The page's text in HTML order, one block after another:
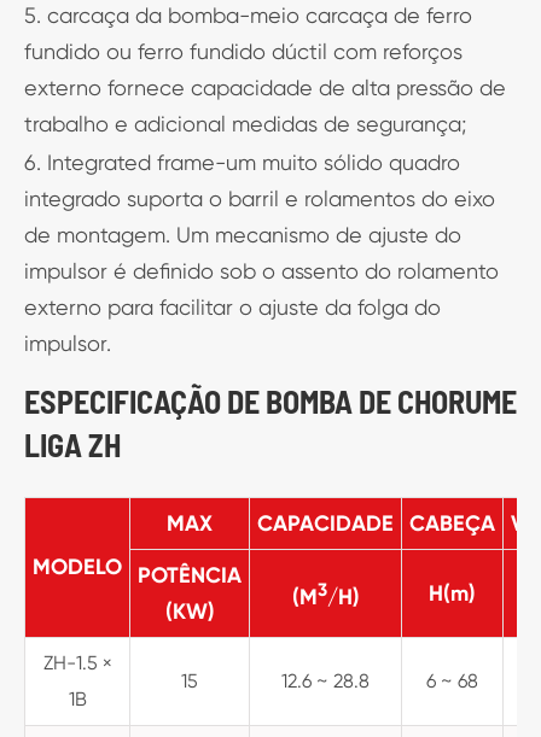
5. carcaça da bomba-meio carcaça de ferro
fundido ou ferro fundido dúctil com reforços
externo fornece capacidade de alta pressão de
trabalho e adicional medidas de segurança;
6. Integrated frame-um muito sólido quadro
integrado suporta o barril e rolamentos do eixo
de montagem. Um mecanismo de ajuste do
impulsor é definido sob o assento do rolamento
externo para facilitar o ajuste da folga do
impulsor.
ESPECIFICAÇÃO DE BOMBA DE CHORUME
LIGA ZH
MODELO
MAX CAPACIDADE CABEÇA
POTÊNCIA
(KW)
(M3/H) H(m)
ZH-1.5 ×
1B
15 12.6 ~ 28.8 6 ~ 68